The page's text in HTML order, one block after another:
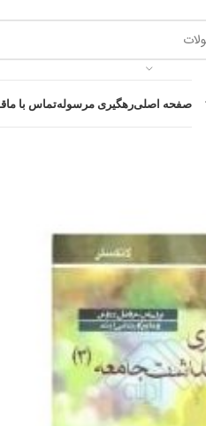
صفحه اصلیرهگیری مرسولهتماس با ما